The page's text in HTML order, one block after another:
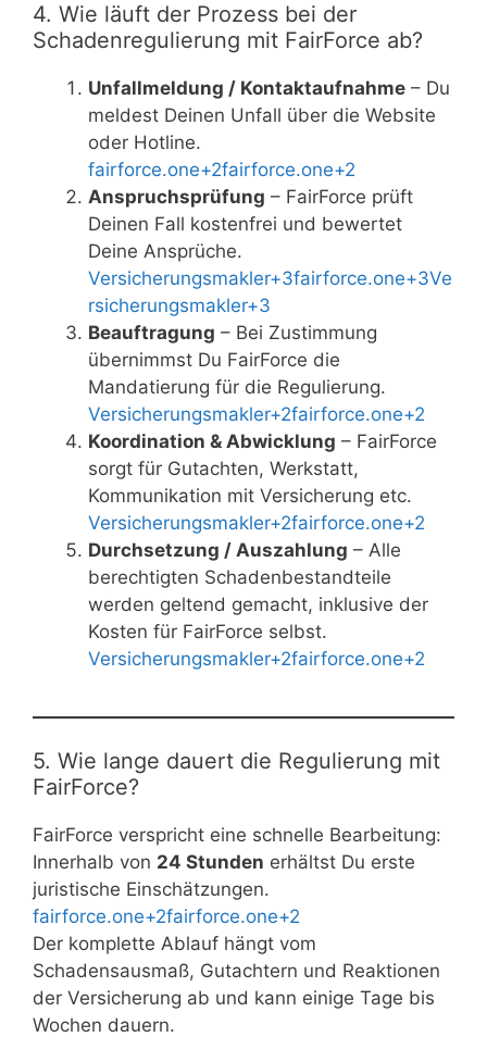
4. Wie läuft der Prozess bei der
Schadenregulierung mit FairForce ab?
Unfallmeldung / Kontaktaufnahme – Du
meldest Deinen Unfall über die Website
oder Hotline.
fairforce.one+2fairforce.one+2
Anspruchsprüfung – FairForce prüft
Deinen Fall kostenfrei und bewertet
Deine Ansprüche.
Versicherungsmakler+3fairforce.one+3Ve
rsicherungsmakler+3
Beauftragung – Bei Zustimmung
übernimmst Du FairForce die
Mandatierung für die Regulierung.
Versicherungsmakler+2fairforce.one+2
Koordination & Abwicklung – FairForce
sorgt für Gutachten, Werkstatt,
Kommunikation mit Versicherung etc.
Versicherungsmakler+2fairforce.one+2
Durchsetzung / Auszahlung – Alle
berechtigten Schadenbestandteile
werden geltend gemacht, inklusive der
Kosten für FairForce selbst.
Versicherungsmakler+2fairforce.one+2
5. Wie lange dauert die Regulierung mit
FairForce?
FairForce verspricht eine schnelle Bearbeitung:
Innerhalb von 24 Stunden erhältst Du erste
juristische Einschätzungen.
fairforce.one+2fairforce.one+2
Der komplette Ablauf hängt vom
Schadensausmaß, Gutachtern und Reaktionen
der Versicherung ab und kann einige Tage bis
Wochen dauern.